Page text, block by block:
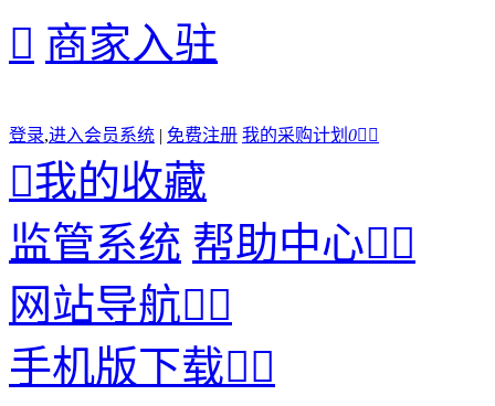
 商家入驻
登录,进入会员系统 | 免费注册 我的采购计划 0 
我的收藏
监管系统 帮助中心
网站导航
手机版下载